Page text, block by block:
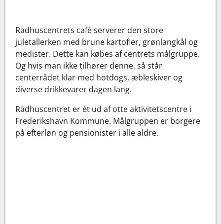
Rådhuscentrets café serverer den store
juletallerken med brune kartofler, grønlangkål og
medister. Dette kan købes af centrets målgruppe.
Og hvis man ikke tilhører denne, så står
centerrådet klar med hotdogs, æbleskiver og
diverse drikkevarer dagen lang.
Rådhuscentret er ét ud af otte aktivitetscentre i
Frederikshavn Kommune. Målgruppen er borgere
på efterløn og pensionister i alle aldre.